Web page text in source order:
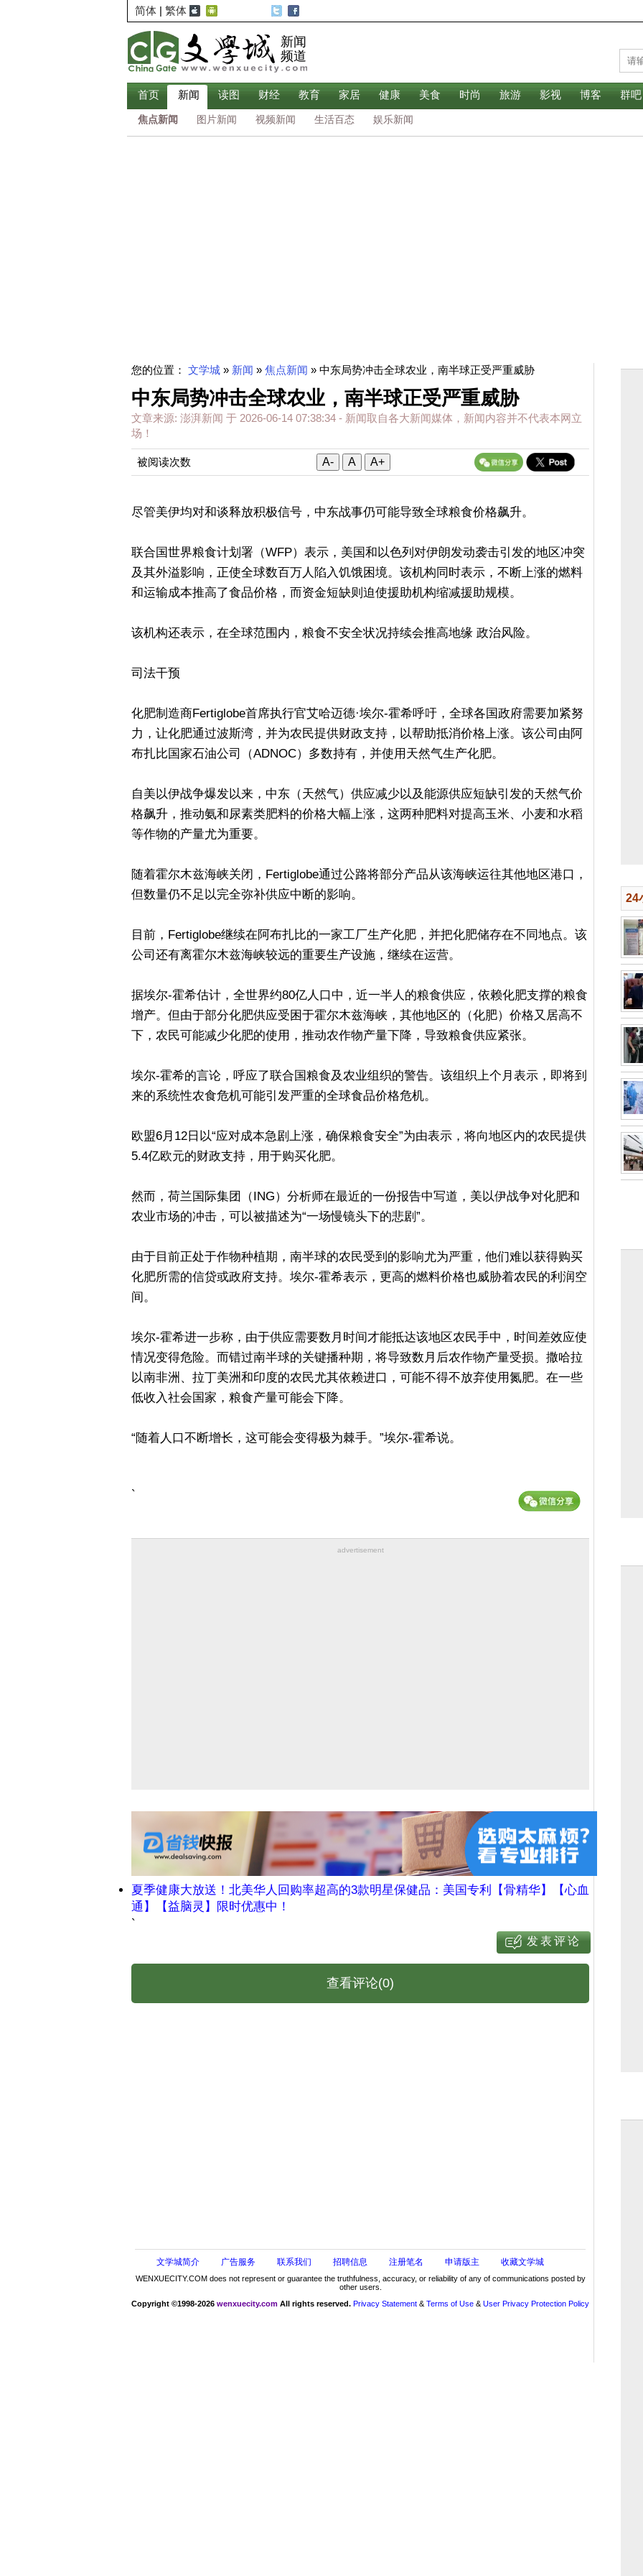
简体 | 繁体
新闻
频道
首页 新闻 读图 财经 教育 家居 健康 美食 时尚 旅游 影视 博客 群吧
焦点新闻 图片新闻 视频新闻 生活百态 娱乐新闻
您的位置： 文学城 » 新闻 » 焦点新闻 » 中东局势冲击全球农业，南半球正受严重威胁
中东局势冲击全球农业，南半球正受严重威胁
文章来源: 澎湃新闻 于 2026-06-14 07:38:34 - 新闻取自各大新闻媒体，新闻内容并不代表本网立
场！
被阅读次数 A- A A+
尽管美伊均对和谈释放积极信号，中东战事仍可能导致全球粮食价格飙升。
联合国世界粮食计划署（WFP）表示，美国和以色列对伊朗发动袭击引发的地区冲突
及其外溢影响，正使全球数百万人陷入饥饿困境。该机构同时表示，不断上涨的燃料
和运输成本推高了食品价格，而资金短缺则迫使援助机构缩减援助规模。
该机构还表示，在全球范围内，粮食不安全状况持续会推高地缘 政治风险。
司法干预
化肥制造商Fertiglobe首席执行官艾哈迈德·埃尔-霍希呼吁，全球各国政府需要加紧努
力，让化肥通过波斯湾，并为农民提供财政支持，以帮助抵消价格上涨。该公司由阿
布扎比国家石油公司（ADNOC）多数持有，并使用天然气生产化肥。
自美以伊战争爆发以来，中东（天然气）供应减少以及能源供应短缺引发的天然气价
格飙升，推动氨和尿素类肥料的价格大幅上涨，这两种肥料对提高玉米、小麦和水稻
等作物的产量尤为重要。
随着霍尔木兹海峡关闭，Fertiglobe通过公路将部分产品从该海峡运往其他地区港口，
但数量仍不足以完全弥补供应中断的影响。
目前，Fertiglobe继续在阿布扎比的一家工厂生产化肥，并把化肥储存在不同地点。该
公司还有离霍尔木兹海峡较远的重要生产设施，继续在运营。
据埃尔-霍希估计，全世界约80亿人口中，近一半人的粮食供应，依赖化肥支撑的粮食
增产。但由于部分化肥供应受困于霍尔木兹海峡，其他地区的（化肥）价格又居高不
下，农民可能减少化肥的使用，推动农作物产量下降，导致粮食供应紧张。
埃尔-霍希的言论，呼应了联合国粮食及农业组织的警告。该组织上个月表示，即将到
来的系统性农食危机可能引发严重的全球食品价格危机。
欧盟6月12日以“应对成本急剧上涨，确保粮食安全”为由表示，将向地区内的农民提供
5.4亿欧元的财政支持，用于购买化肥。
然而，荷兰国际集团（ING）分析师在最近的一份报告中写道，美以伊战争对化肥和
农业市场的冲击，可以被描述为“一场慢镜头下的悲剧”。
由于目前正处于作物种植期，南半球的农民受到的影响尤为严重，他们难以获得购买
化肥所需的信贷或政府支持。埃尔-霍希表示，更高的燃料价格也威胁着农民的利润空
间。
埃尔-霍希进一步称，由于供应需要数月时间才能抵达该地区农民手中，时间差效应使
情况变得危险。而错过南半球的关键播种期，将导致数月后农作物产量受损。撒哈拉
以南非洲、拉丁美洲和印度的农民尤其依赖进口，可能不得不放弃使用氮肥。在一些
低收入社会国家，粮食产量可能会下降。
“随着人口不断增长，这可能会变得极为棘手。”埃尔-霍希说。
`
advertisement
夏季健康大放送！北美华人回购率超高的3款明星保健品：美国专利【骨精华】【心血
通】【益脑灵】限时优惠中！
`
查看评论(0)
文学城简介 广告服务 联系我们 招聘信息 注册笔名 申请版主 收藏文学城
WENXUECITY.COM does not represent or guarantee the truthfulness, accuracy, or reliability of any of communications posted by
other users.
Copyright ©1998-2026 wenxuecity.com All rights reserved. Privacy Statement & Terms of Use & User Privacy Protection Policy
24